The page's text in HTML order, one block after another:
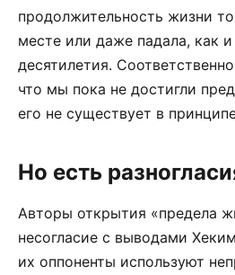
продолжительность жизни
месте или даже падала, как
десятилетия.
что мы пока не достигли
его не существует в
Но есть
Авторы открытия «предела
несогласие с выводами
их оппоненты используют